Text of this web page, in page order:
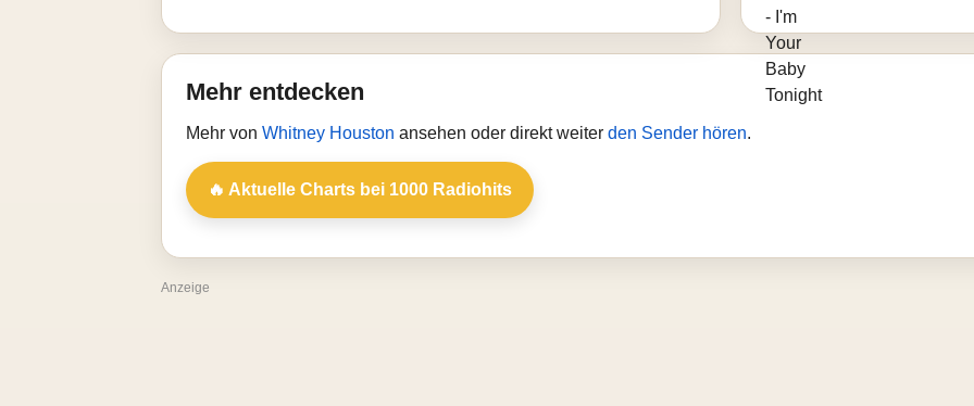
Mehr entdecken
Mehr von Whitney Houston ansehen oder direkt weiter den Sender hören.
🔥 Aktuelle Charts bei 1000 Radiohits
Anzeige